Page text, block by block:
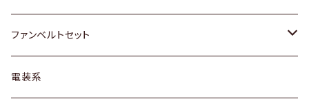
スバル
日野
マツダ
三菱
マツダ
ダイハツ
マツダ
スズキ
日産
トヨタ
スズキ
ファンベルトセット
トヨタ
電装系